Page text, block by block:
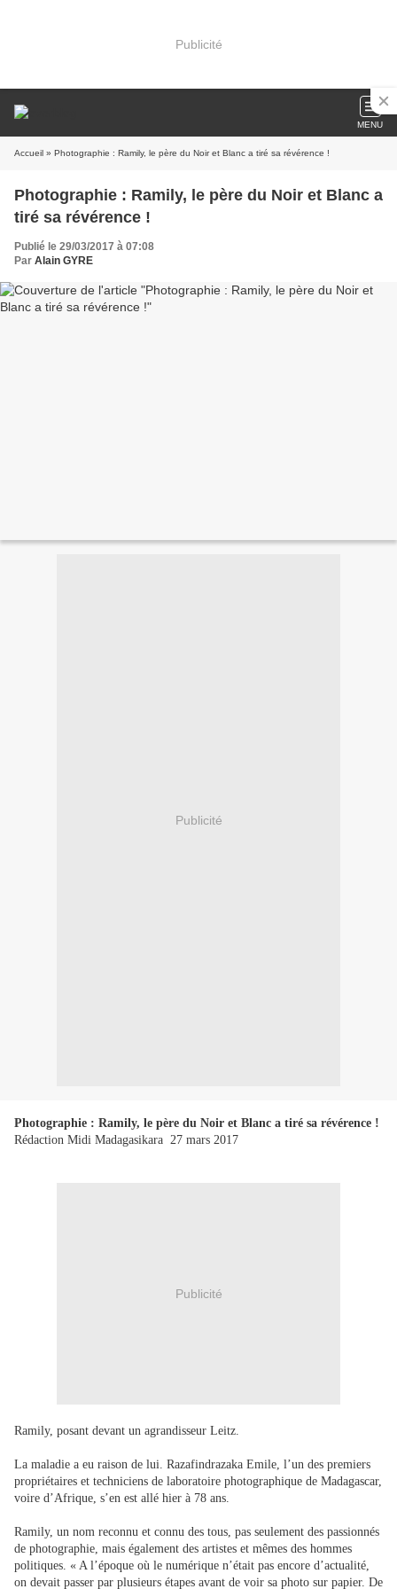
Publicité
MENU
Accueil » Photographie : Ramily, le père du Noir et Blanc a tiré sa révérence !
Photographie : Ramily, le père du Noir et Blanc a
tiré sa révérence !
Publié le 29/03/2017 à 07:08
Par Alain GYRE
Publicité
Photographie : Ramily, le père du Noir et Blanc a tiré sa révérence !
Rédaction Midi Madagasikara 27 mars 2017
Publicité
Ramily, posant devant un agrandisseur Leitz.
La maladie a eu raison de lui. Razafindrazaka Emile, l’un des premiers
propriétaires et techniciens de laboratoire photographique de Madagascar,
voire d’Afrique, s’en est allé hier à 78 ans.
Ramily, un nom reconnu et connu des tous, pas seulement des passionnés
de photographie, mais également des artistes et mêmes des hommes
politiques. « A l’époque où le numérique n’était pas encore d’actualité,
on devait passer par plusieurs étapes avant de voir sa photo sur papier. De